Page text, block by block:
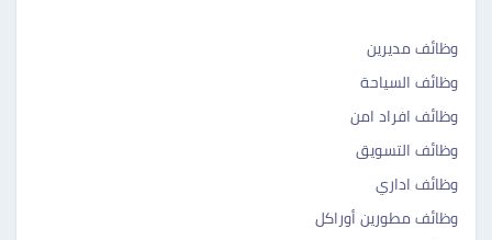
وظائف مديرين
وظائف السياحة
وظائف افراد امن
وظائف التسويق
وظائف اداري
وظائف مطورين أوراكل